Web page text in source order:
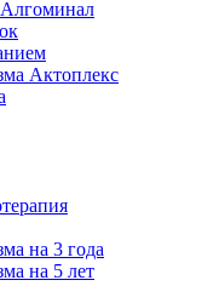
Актоплекс
на 3 года
на 5 лет